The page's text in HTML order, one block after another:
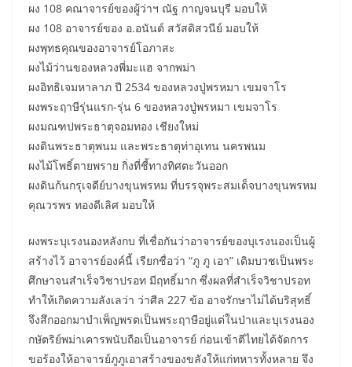
ผง 108 คณาจารย์ของผู้ว่าฯ ณัฐ กาญจนบุรี มอบให้
ผง 108 อาจารย์ของ อ.อนันต์ สวัสดิสวนีย์ มอบให้
ผงพุทธคุณของอาจารย์โอภาสะ
ผงไม้ว่านของหลวงพี่มะแฮ จากพม่า
ผงอิทธิเจมหาลาภ ปี 2534 ของหลวงปู่พรหมา เขมจาโร
ผงพระฤาษีรุ่นแรก-รุ่น 6 ของหลวงปู่พรหมา เขมจาโร
ผงมณฑปพระธาตุจอมทอง เชียงใหม่
ผงดินพระธาตุพนม และพระธาตุท่าอุเทน นครพนม
ผงไม้โพธิ์ตายพราย กิ่งที่ชี้ทางทิศตะวันออก
ผงดินก้นกรุเจดีย์บางขุนพรหม ที่บรรจุพระสมเด็จบางขุนพรหม
คุณวรพร ทองดีเลิศ มอบให้
ผงพระบุเรงนองหลังกบ ที่เชื่อกันว่าอาจารย์ของบุเรงนองเป็นผู้
สร้างไว้ อาจารย์องค์นี้ เรียกชื่อว่า “ภู ภู เอา” เดิมบวชเป็นพระ
ศึกษาจนสำเร็จวิชาปรอท มีฤทธิ์มาก ซึ่งผลที่สำเร็จวิชาปรอท
ทำให้เกิดความลังเลว่า ว่าศีล 227 ข้อ อาจรักษาไม่ได้บริสุทธิ์
จึงสึกออกมาบำเพ็ญพรตเป็นพระฤาษีอยู่แต่ในป่าและบุเรงนอง
กษัตริย์พม่าเคารพนับถือเป็นอาจารย์ ก่อนเข้าตีไทยได้จัดการ
ขอร้องให้อาจารย์ภูภูเอาสร้างของขลังให้แก่ทหารทั้งหลาย จึง